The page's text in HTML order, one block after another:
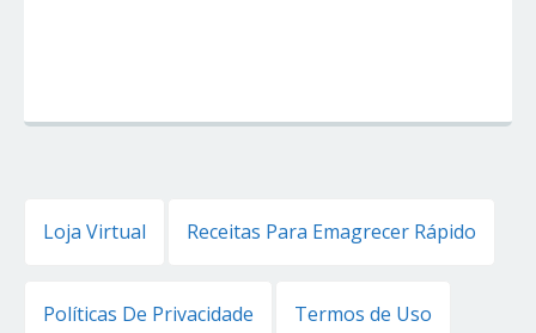
Loja Virtual Receitas Para Emagrecer Rápido
Políticas De Privacidade Termos de Uso